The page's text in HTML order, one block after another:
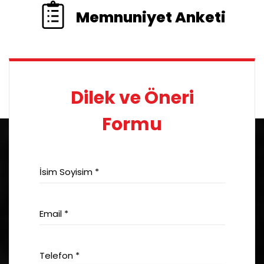
Memnuniyet Anketi
Dilek ve Öneri
Formu
İsim Soyisim *
Email *
Telefon *